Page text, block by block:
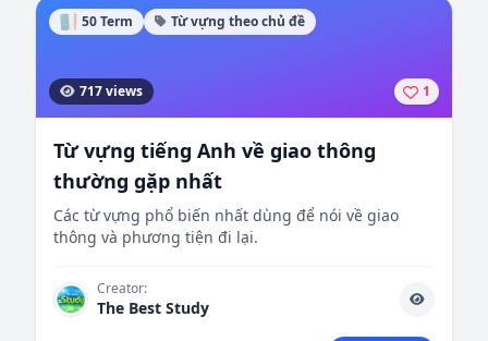
50 Term Từ vựng theo chủ đề
717 views 1
Từ vựng tiếng Anh về giao thông
thường gặp nhất
Các từ vựng phổ biến nhất dùng để nói về giao
thông và phương tiện đi lại.
Creator:
The Best Study